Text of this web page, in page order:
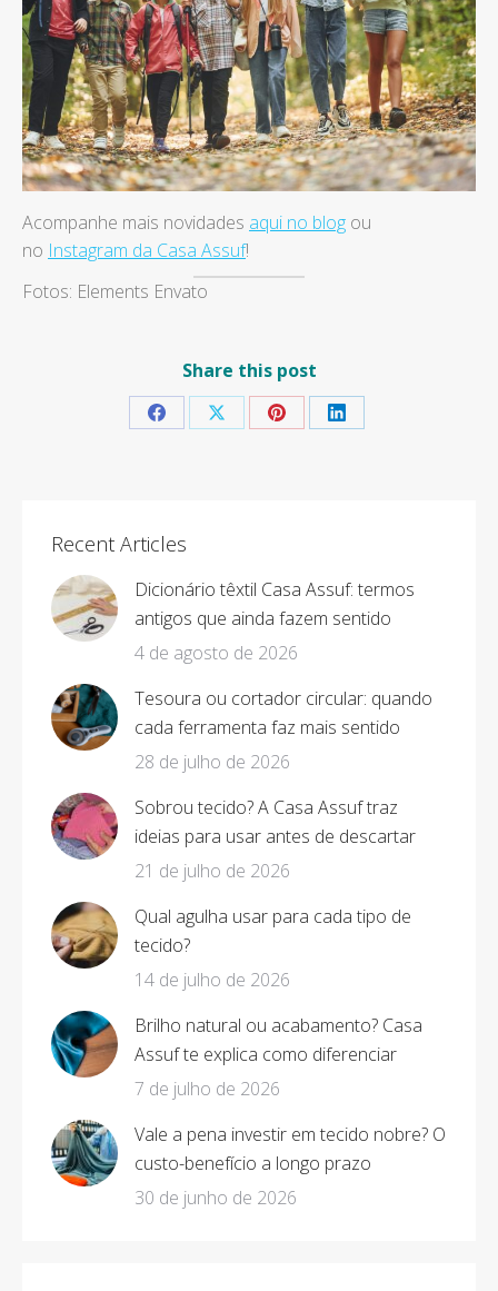
Acompanhe mais novidades aqui no blog ou
no Instagram da Casa Assuf!
Fotos: Elements Envato
Share this post
Share Share Share Share
Recent Articles
Dicionário têxtil Casa Assuf: termos
antigos que ainda fazem sentido
4 de agosto de 2026
Tesoura ou cortador circular: quando
cada ferramenta faz mais sentido
28 de julho de 2026
Sobrou tecido? A Casa Assuf traz
ideias para usar antes de descartar
21 de julho de 2026
Qual agulha usar para cada tipo de
tecido?
14 de julho de 2026
Brilho natural ou acabamento? Casa
Assuf te explica como diferenciar
7 de julho de 2026
Vale a pena investir em tecido nobre? O
custo-benefício a longo prazo
30 de junho de 2026